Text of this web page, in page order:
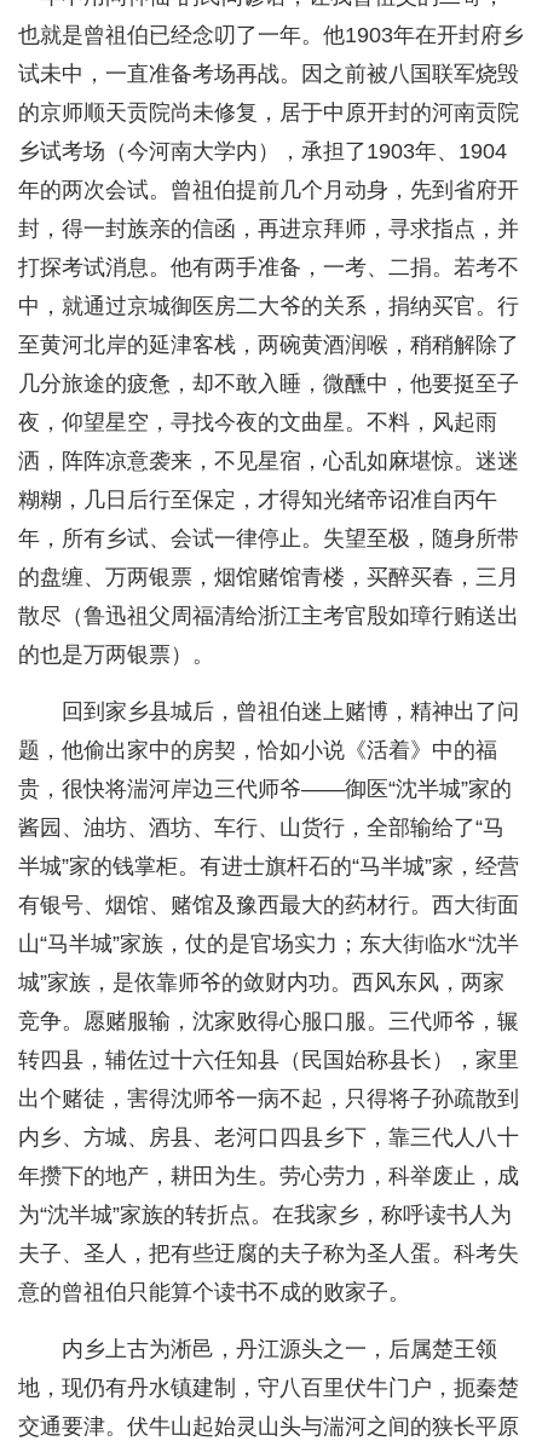
也就是曾祖伯已经念叨了一年。他1903年在开封府乡
试未中，一直准备考场再战。因之前被八国联军烧毁
的京师顺天贡院尚未修复，居于中原开封的河南贡院
乡试考场（今河南大学内），承担了1903年、1904
年的两次会试。曾祖伯提前几个月动身，先到省府开
封，得一封族亲的信函，再进京拜师，寻求指点，并
打探考试消息。他有两手准备，一考、二捐。若考不
中，就通过京城御医房二大爷的关系，捐纳买官。行
至黄河北岸的延津客栈，两碗黄酒润喉，稍稍解除了
几分旅途的疲惫，却不敢入睡，微醺中，他要挺至子
夜，仰望星空，寻找今夜的文曲星。不料，风起雨
洒，阵阵凉意袭来，不见星宿，心乱如麻堪惊。迷迷
糊糊，几日后行至保定，才得知光绪帝诏准自丙午
年，所有乡试、会试一律停止。失望至极，随身所带
的盘缠、万两银票，烟馆赌馆青楼，买醉买春，三月
散尽（鲁迅祖父周福清给浙江主考官殷如璋行贿送出
的也是万两银票）。
回到家乡县城后，曾祖伯迷上赌博，精神出了问
题，他偷出家中的房契，恰如小说《活着》中的福
贵，很快将湍河岸边三代师爷——御医“沈半城”家的
酱园、油坊、酒坊、车行、山货行，全部输给了“马
半城”家的钱掌柜。有进士旗杆石的“马半城”家，经营
有银号、烟馆、赌馆及豫西最大的药材行。西大街面
山“马半城”家族，仗的是官场实力；东大街临水“沈半
城”家族，是依靠师爷的敛财内功。西风东风，两家
竞争。愿赌服输，沈家败得心服口服。三代师爷，辗
转四县，辅佐过十六任知县（民国始称县长），家里
出个赌徒，害得沈师爷一病不起，只得将子孙疏散到
内乡、方城、房县、老河口四县乡下，靠三代人八十
年攒下的地产，耕田为生。劳心劳力，科举废止，成
为“沈半城”家族的转折点。在我家乡，称呼读书人为
夫子、圣人，把有些迂腐的夫子称为圣人蛋。科考失
意的曾祖伯只能算个读书不成的败家子。
内乡上古为淅邑，丹江源头之一，后属楚王领
地，现仍有丹水镇建制，守八百里伏牛门户，扼秦楚
交通要津。伏牛山起始灵山头与湍河之间的狭长平原